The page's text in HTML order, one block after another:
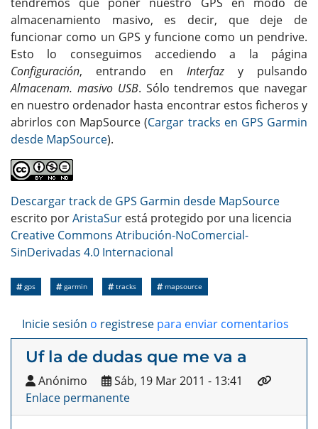
almacenamiento masivo, es decir, que deje de
funcionar como un GPS y funcione como un pendrive.
Esto lo conseguimos accediendo a la página
Configuración, entrando en Interfaz y pulsando
Almacenam. masivo USB. Sólo tendremos que navegar
en nuestro ordenador hasta encontrar estos ficheros y
abrirlos con MapSource (Cargar tracks en GPS Garmin
desde MapSource).
Descargar track de GPS Garmin desde MapSource
escrito porAristaSur está protegido por una licencia
Creative Commons Atribución-NoComercial-
SinDerivadas 4.0 Internacional
gps garmin tracks mapsource
Inicie sesión o registrese para enviar comentarios
Uf la de dudas que me va a
Anónimo
Sáb, 19 Mar 2011 - 13:41
Enlace permanente